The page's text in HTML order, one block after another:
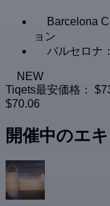
Barcelona
ョン
バルセロナ
NEW
Tiqets最安価格：
$70.06
開催中のエ